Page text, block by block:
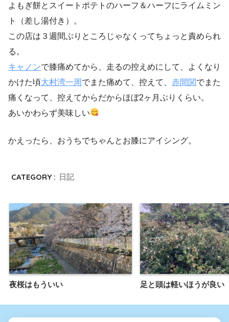
よもぎ餅とスイートポテトのハーフ＆ハーフにライムミン
ト（差し湯付き）。
この店は３週間ぶりところじゃなくってちょっと責められ
る。
キャノンで膝痛めてから、走るの控えめにして、よくなり
かけた頃大村湾一周 でまた痛めて、控えて、 赤間関でまた
痛くなって、控えてからだからほぼ2ヶ月ぶりくらい。
あいかわらず美味しい
かえったら、おうちでちゃんとお膝にアイシング。
CATEGORY : 日記
夜桜はもういい 足と頭は軽いほうが良い